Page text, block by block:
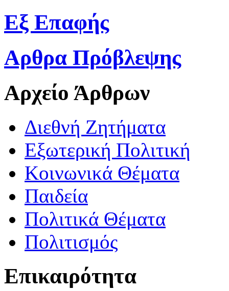
Εξ Επαφής
Αρθρα Πρόβλεψης
Αρχείο Άρθρων
Διεθνή Ζητήματα
Εξωτερική Πολιτική
Κοινωνικά Θέματα
Παιδεία
Πολιτικά Θέματα
Πολιτισμός
Επικαιρότητα